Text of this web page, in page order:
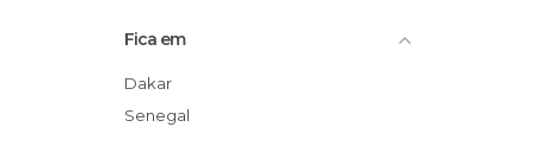
Fica em
Dakar
Senegal